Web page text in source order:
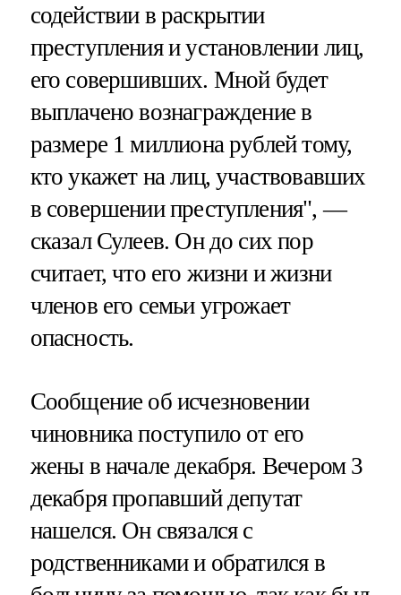
содействии в раскрытии
преступления и установлении лиц,
его совершивших. Мной будет
выплачено вознаграждение в
размере 1 миллиона рублей тому,
кто укажет на лиц, участвовавших
в совершении преступления", —
сказал Сулеев. Он до сих пор
считает, что его жизни и жизни
членов его семьи угрожает
опасность.
Сообщение об исчезновении
чиновника поступило от его
жены в начале декабря. Вечером 3
декабря пропавший депутат
нашелся. Он связался с
родственниками и обратился в